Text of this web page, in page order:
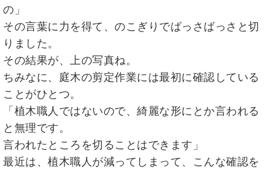
の」
その言葉に力を得て、のこぎりでばっさばっさと切
りました。
その結果が、上の写真ね。
ちみなに、庭木の剪定作業には最初に確認している
ことがひとつ。
「植木職人ではないので、綺麗な形にとか言われる
と無理です。
言われたところを切ることはできます」
最近は、植木職人が減ってしまって、こんな確認を